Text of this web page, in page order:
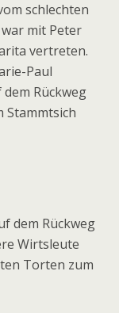
schlechten
mit Peter
vertreten.
Paul
Rückweg
Stammtsich
dem Rückweg
Wirtsleute
Torten zum